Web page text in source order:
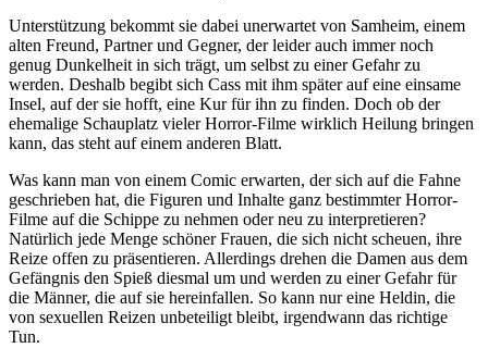
Unterstützung bekommt sie dabei unerwartet von Samheim, einem
alten Freund, Partner und Gegner, der leider auch immer noch
genug Dunkelheit in sich trägt, um selbst zu einer Gefahr zu
werden. Deshalb begibt sich Cass mit ihm später auf eine einsame
Insel, auf der sie hofft, eine Kur für ihn zu finden. Doch ob der
ehemalige Schauplatz vieler Horror-Filme wirklich Heilung bringen
kann, das steht auf einem anderen Blatt.
Was kann man von einem Comic erwarten, der sich auf die Fahne
geschrieben hat, die Figuren und Inhalte ganz bestimmter Horror-
Filme auf die Schippe zu nehmen oder neu zu interpretieren?
Natürlich jede Menge schöner Frauen, die sich nicht scheuen, ihre
Reize offen zu präsentieren. Allerdings drehen die Damen aus dem
Gefängnis den Spieß diesmal um und werden zu einer Gefahr für
die Männer, die auf sie hereinfallen. So kann nur eine Heldin, die
von sexuellen Reizen unbeteiligt bleibt, irgendwann das richtige
Tun.